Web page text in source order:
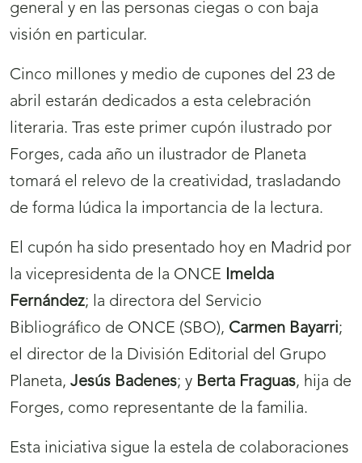
general y en las personas ciegas o con baja
visión en particular.
Cinco millones y medio de cupones del 23 de
abril estarán dedicados a esta celebración
literaria. Tras este primer cupón ilustrado por
Forges, cada año un ilustrador de Planeta
tomará el relevo de la creatividad, trasladando
de forma lúdica la importancia de la lectura.
El cupón ha sido presentado hoy en Madrid por
la vicepresidenta de la ONCE Imelda
Fernández; la directora del Servicio
Bibliográfico de ONCE (SBO), Carmen Bayarri;
el director de la División Editorial del Grupo
Planeta, Jesús Badenes; y Berta Fraguas, hija de
Forges, como representante de la familia.
Esta iniciativa sigue la estela de colaboraciones